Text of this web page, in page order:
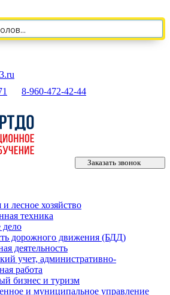
8-960-472-42-44
Заказать звонок
лесное хозяйство
техника
дело
дорожного движения (БДД)
деятельность
учет, административно-
работа
бизнес и туризм
и муниципальное управление